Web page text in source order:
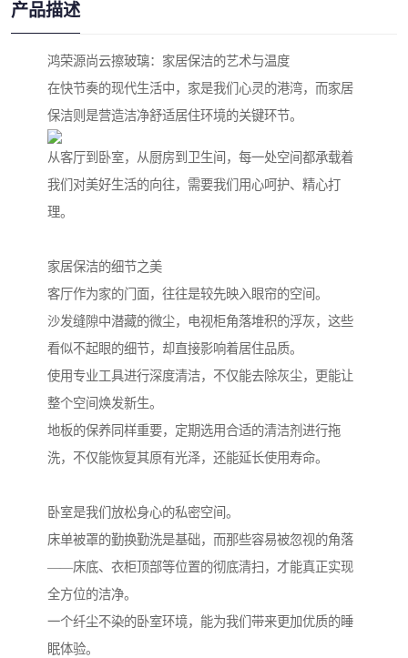
产品描述
鸿荣源尚云擦玻璃：家居保洁的艺术与温度
在快节奏的现代生活中，家是我们心灵的港湾，而家居
保洁则是营造洁净舒适居住环境的关键环节。
从客厅到卧室，从厨房到卫生间，每一处空间都承载着
我们对美好生活的向往，需要我们用心呵护、精心打
理。
家居保洁的细节之美
客厅作为家的门面，往往是较先映入眼帘的空间。
沙发缝隙中潜藏的微尘，电视柜角落堆积的浮灰，这些
看似不起眼的细节，却直接影响着居住品质。
使用专业工具进行深度清洁，不仅能去除灰尘，更能让
整个空间焕发新生。
地板的保养同样重要，定期选用合适的清洁剂进行拖
洗，不仅能恢复其原有光泽，还能延长使用寿命。
卧室是我们放松身心的私密空间。
床单被罩的勤换勤洗是基础，而那些容易被忽视的角落
——床底、衣柜顶部等位置的彻底清扫，才能真正实现
全方位的洁净。
一个纤尘不染的卧室环境，能为我们带来更加优质的睡
眠体验。